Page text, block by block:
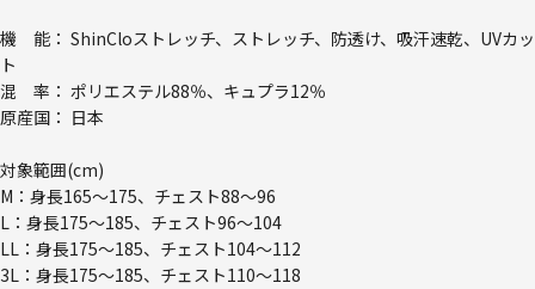
機 能： ShinCloストレッチ、ストレッチ、防透け、吸汗速乾、UVカッ
ト
混 率： ポリエステル88％、キュプラ12％
原産国： 日本
対象範囲(cm)
M：身長165～175、チェスト88～96
L：身長175～185、チェスト96～104
LL：身長175～185、チェスト104～112
3L：身長175～185、チェスト110～118